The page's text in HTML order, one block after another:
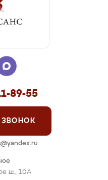
ш., 10А
89-55